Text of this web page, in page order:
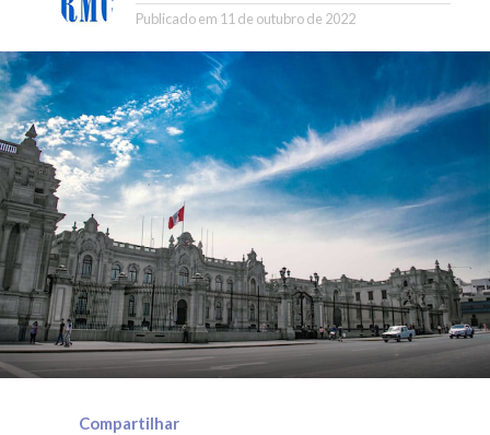
Publicado em 11 de outubro de 2022
Compartilhar